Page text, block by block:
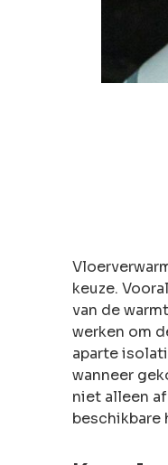
keuze.
van de
werken om
aparte
wanneer
niet alleen
beschikbare